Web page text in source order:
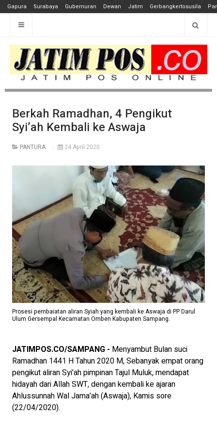
Gapura Surabaya Gubernuran Dewan Jatim Gerbangkertosusila
Berkah Ramadhan, 4 Pengikut
Syi’ah Kembali ke Aswaja
PANTURA 24 April 2020
Prosesi pembaiatan aliran Syiah yang kembali ke Aswaja di PP Darul
Ulum Gersempal Kecamatan Omben Kabupaten Sampang.
JATIMPOS.CO/SAMPANG - Menyambut Bulan suci
Ramadhan 1441 H Tahun 2020 M, Sebanyak empat orang
pengikut aliran Syi’ah pimpinan Tajul Muluk, mendapat
hidayah dari Allah SWT, dengan kembali ke ajaran
Ahlussunnah Wal Jama’ah (Aswaja), Kamis sore
(22/04/2020).